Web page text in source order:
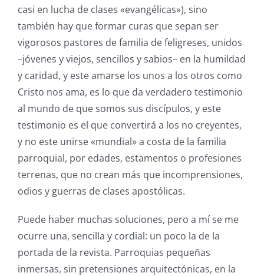
casi en lucha de clases «evangélicas»), sino
también hay que formar curas que sepan ser
vigorosos pastores de familia de feligreses, unidos
–jóvenes y viejos, sencillos y sabios– en la humildad
y caridad, y este amarse los unos a los otros como
Cristo nos ama, es lo que da verdadero testimonio
al mundo de que somos sus discípulos, y este
testimonio es el que convertirá a los no creyentes,
y no este unirse «mundial» a costa de la familia
parroquial, por edades, estamentos o profesiones
terrenas, que no crean más que incomprensiones,
odios y guerras de clases apostólicas.
Puede haber muchas soluciones, pero a mí se me
ocurre una, sencilla y cordial: un poco la de la
portada de la revista. Parroquias pequeñas
inmersas, sin pretensiones arquitectónicas, en la